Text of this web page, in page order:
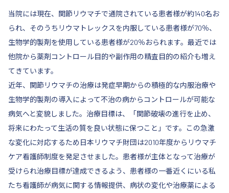
当院には現在、関節リウマチで通院されている患者様が約140名お
られ、そのうちリウマトレックスを内服している患者様が70％、
生物学的製剤を使用している患者様が20％おられます。最近では
他院から薬剤コントロール目的や副作用の精査目的の紹介も増え
てきています。
近年、関節リウマチの治療は発症早期からの積極的な内服治療や
生物学的製剤の導入によって不治の病からコントロールが可能な
病気へと変貌しました。治療目標は、「関節破壊の進行を止め、
将来にわたって生活の質を良い状態に保つこと」です。この急激
な変化に対応するため日本リウマチ財団は2010年度からリウマチ
ケア看護師制度を発足させました。患者様が主体となって治療が
受けられ治療目標が達成できるよう、患者様の一番近くにいる私
たち看護師が病気に関する情報提供、病状の変化や治療薬による